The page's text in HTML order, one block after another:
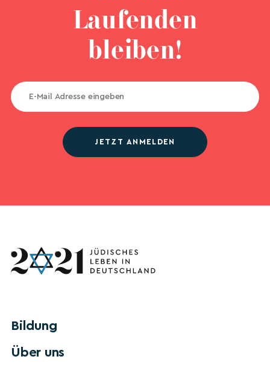
Laufenden
bleiben!
JETZT ANMELDEN
Bildung
Über uns